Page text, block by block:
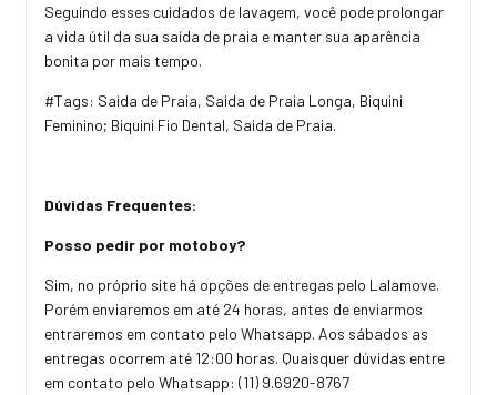
Seguindo esses cuidados de lavagem, você pode prolongar
a vida útil da sua saída de praia e manter sua aparência
bonita por mais tempo.
#Tags: Saida de Praia, Saida de Praia Longa, Biquini
Feminino; Biquini Fio Dental, Saida de Praia.
Dúvidas Frequentes:
Posso pedir por motoboy?
Sim, no próprio site há opções de entregas pelo Lalamove.
Porém enviaremos em até 24 horas, antes de enviarmos
entraremos em contato pelo Whatsapp. Aos sábados as
entregas ocorrem até 12:00 horas. Quaisquer dúvidas entre
em contato pelo Whatsapp: (11) 9.6920-8767